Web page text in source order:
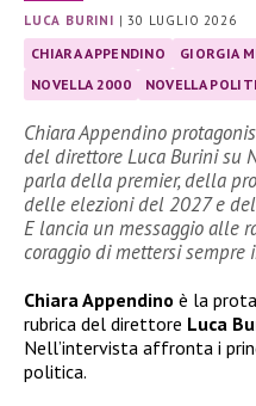
LUCA BURINI |30 LUGLIO 2026
CHIARA APPENDINO GIORGIA
NOVELLA 2000
NOVELLA
Chiara Appendino
del direttore Luca Burini su
parla della premier, della
delle elezioni del 2027 e
E lancia un messaggio alle
coraggio di mettersi sempre
Chiara Appendino è la
rubrica del direttore Luca
Nell’intervista affronta i
politica.